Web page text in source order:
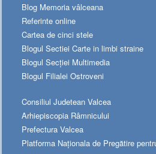
Blog Memoria vâlceana
Referinte online
Cartea de cinci stele
Blogul Sectiei Carte in limbi straine
Blogul Secției Multimedia
Blogul Filialei Ostroveni
Consiliul Judetean Valcea
Arhiepiscopia Râmnicului
Prefectura Valcea
Platforma Naționala de Pregătire